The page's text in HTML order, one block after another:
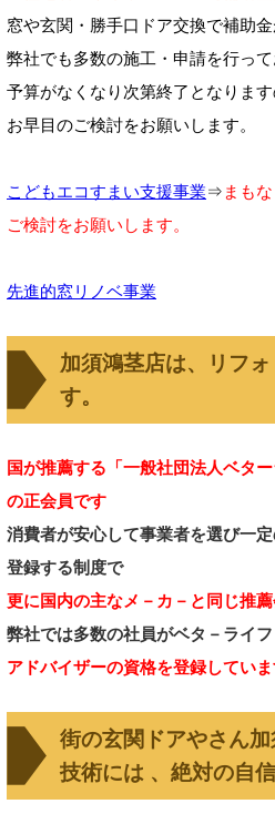
窓や玄関・勝手口ドア交換で補助金
弊社でも多数の施工・申請を行って
予算がなくなり次第終了となりま
お早目のご検討をお願いします。
こどもエコすまい支援事業⇒ まも
ご検討をお願いします。
先進的窓リノベ事業
加須鴻茎店は、リフ
す。
国が推薦する「一般社団法人ベタ
の正会員です
消費者が安心して事業者を選び一
登録する制度で
更に国内の主なメ－カ－と同じ推
弊社では多数の社員がベタ－ライ
アドバイザーの資格を登録してい
街の玄関ドアやさん
技術には 、絶対の自